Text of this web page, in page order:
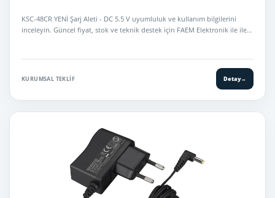
KSC-48CR YENİ Şarj Aleti - DC 5.5 V uyumluluk ve kullanım bilgilerini
inceleyin. Güncel fiyat, stok ve teknik destek için FAEM Elektronik ile ile…
KURUMSAL TEKLIF Detay→